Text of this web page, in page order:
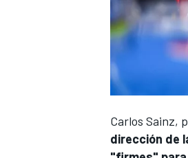
Carlos Sainz,
dirección de